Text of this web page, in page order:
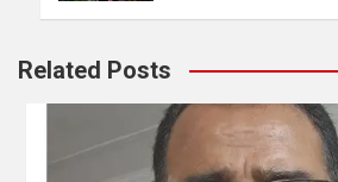
Related Posts